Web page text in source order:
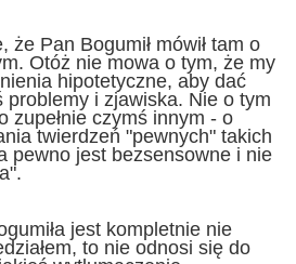
że Pan Bogumił mówił tam o
Otóż nie mowa o tym, że my
hipotetyczne, aby dać
problemy i zjawiska. Nie o tym
zupełnie czymś innym - o
twierdzeń "pewnych" takich
pewno jest bezsensowne i nie
jest kompletnie nie
to nie odnosi się do